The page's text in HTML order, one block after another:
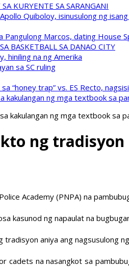
KURYENTE SA SARANGANI
Quiboloy, isinusulong ng
Pangulong Marcos, dating House
BASKETBALL SA DANAO CITY
hiniling na ng Amerika
sa SC ruling
“honey trap” vs. ES Recto,
ng mga textbook sa
kakulangan ng mga textbook sa
ng
Academy (PNPA) na
kasunod ng napaulat na
aniya ang nagsusulong
cadets na nasangkot sa